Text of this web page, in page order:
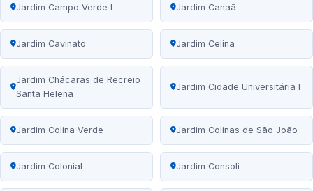
Jardim Campo Verde I Jardim Canaã
Jardim Cavinato Jardim Celina
Jardim Chácaras de Recreio
Santa Helena
Jardim Cidade Universitária I
Jardim Colina Verde Jardim Colinas de São João
Jardim Colonial Jardim Consoli